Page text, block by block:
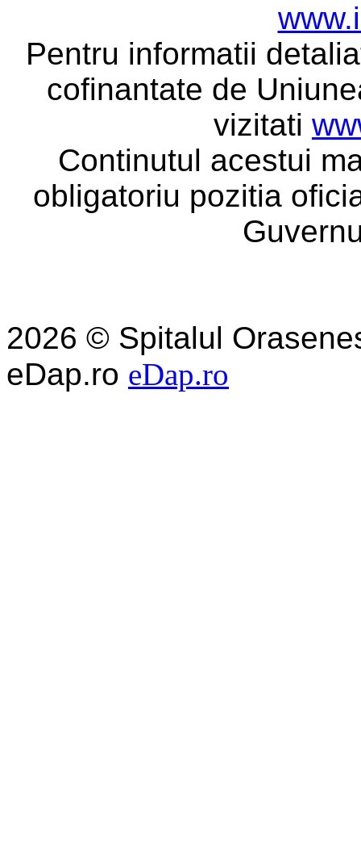
Pentru informatii
cofinantate de
vizitati
Continutul acestui
obligatoriu pozitia
2026 © Spitalul
eDap.ro eDap.ro